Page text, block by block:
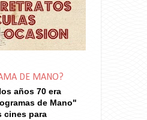
DE MANO?
años 70 era
de Mano"
cines para